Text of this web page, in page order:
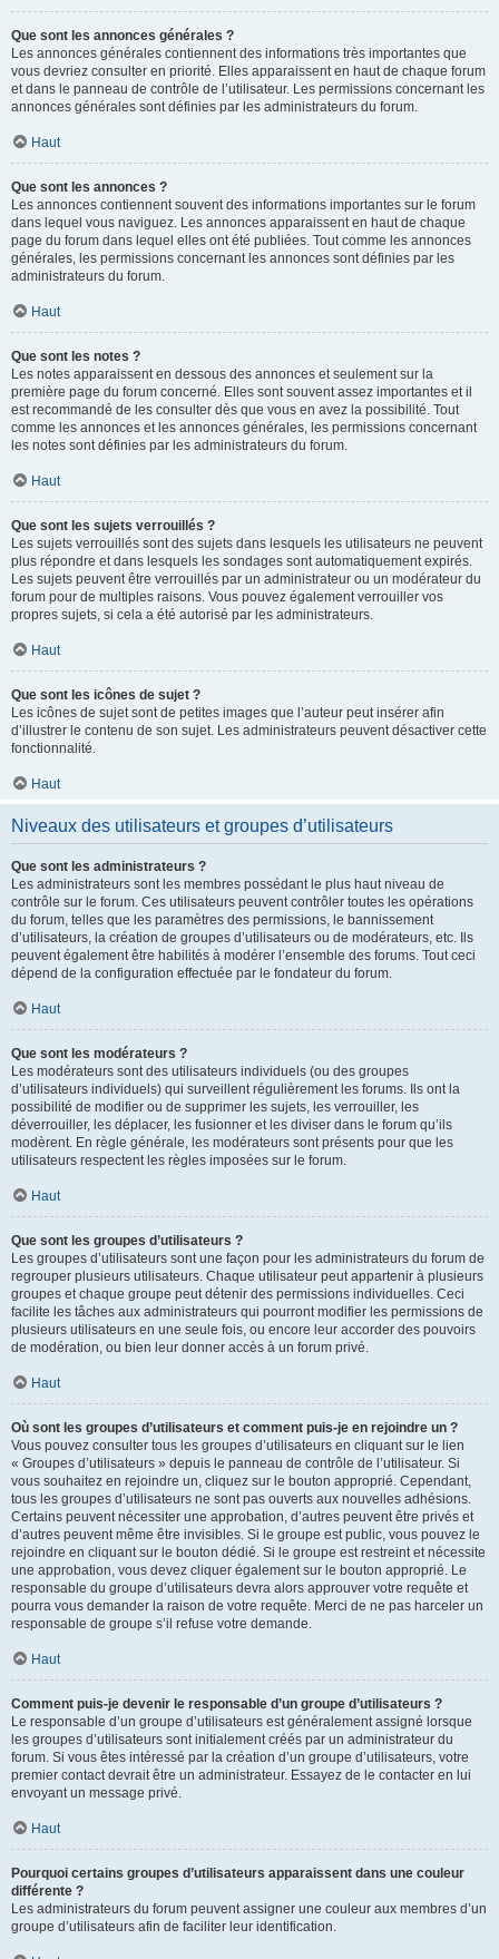
Que sont les annonces générales ?
Les annonces générales contiennent des informations très importantes que
vous devriez consulter en priorité. Elles apparaissent en haut de chaque forum
et dans le panneau de contrôle de l’utilisateur. Les permissions concernant les
annonces générales sont définies par les administrateurs du forum.
Haut
Que sont les annonces ?
Les annonces contiennent souvent des informations importantes sur le forum
dans lequel vous naviguez. Les annonces apparaissent en haut de chaque
page du forum dans lequel elles ont été publiées. Tout comme les annonces
générales, les permissions concernant les annonces sont définies par les
administrateurs du forum.
Haut
Que sont les notes ?
Les notes apparaissent en dessous des annonces et seulement sur la
première page du forum concerné. Elles sont souvent assez importantes et il
est recommandé de les consulter dès que vous en avez la possibilité. Tout
comme les annonces et les annonces générales, les permissions concernant
les notes sont définies par les administrateurs du forum.
Haut
Que sont les sujets verrouillés ?
Les sujets verrouillés sont des sujets dans lesquels les utilisateurs ne peuvent
plus répondre et dans lesquels les sondages sont automatiquement expirés.
Les sujets peuvent être verrouillés par un administrateur ou un modérateur du
forum pour de multiples raisons. Vous pouvez également verrouiller vos
propres sujets, si cela a été autorisé par les administrateurs.
Haut
Que sont les icônes de sujet ?
Les icônes de sujet sont de petites images que l’auteur peut insérer afin
d’illustrer le contenu de son sujet. Les administrateurs peuvent désactiver cette
fonctionnalité.
Haut
Niveaux des utilisateurs et groupes d’utilisateurs
Que sont les administrateurs ?
Les administrateurs sont les membres possédant le plus haut niveau de
contrôle sur le forum. Ces utilisateurs peuvent contrôler toutes les opérations
du forum, telles que les paramètres des permissions, le bannissement
d’utilisateurs, la création de groupes d’utilisateurs ou de modérateurs, etc. Ils
peuvent également être habilités à modérer l’ensemble des forums. Tout ceci
dépend de la configuration effectuée par le fondateur du forum.
Haut
Que sont les modérateurs ?
Les modérateurs sont des utilisateurs individuels (ou des groupes
d’utilisateurs individuels) qui surveillent régulièrement les forums. Ils ont la
possibilité de modifier ou de supprimer les sujets, les verrouiller, les
déverrouiller, les déplacer, les fusionner et les diviser dans le forum qu’ils
modèrent. En règle générale, les modérateurs sont présents pour que les
utilisateurs respectent les règles imposées sur le forum.
Haut
Que sont les groupes d’utilisateurs ?
Les groupes d’utilisateurs sont une façon pour les administrateurs du forum de
regrouper plusieurs utilisateurs. Chaque utilisateur peut appartenir à plusieurs
groupes et chaque groupe peut détenir des permissions individuelles. Ceci
facilite les tâches aux administrateurs qui pourront modifier les permissions de
plusieurs utilisateurs en une seule fois, ou encore leur accorder des pouvoirs
de modération, ou bien leur donner accès à un forum privé.
Haut
Où sont les groupes d’utilisateurs et comment puis-je en rejoindre un ?
Vous pouvez consulter tous les groupes d’utilisateurs en cliquant sur le lien
« Groupes d’utilisateurs » depuis le panneau de contrôle de l’utilisateur. Si
vous souhaitez en rejoindre un, cliquez sur le bouton approprié. Cependant,
tous les groupes d’utilisateurs ne sont pas ouverts aux nouvelles adhésions.
Certains peuvent nécessiter une approbation, d’autres peuvent être privés et
d’autres peuvent même être invisibles. Si le groupe est public, vous pouvez le
rejoindre en cliquant sur le bouton dédié. Si le groupe est restreint et nécessite
une approbation, vous devez cliquer également sur le bouton approprié. Le
responsable du groupe d’utilisateurs devra alors approuver votre requête et
pourra vous demander la raison de votre requête. Merci de ne pas harceler un
responsable de groupe s’il refuse votre demande.
Haut
Comment puis-je devenir le responsable d’un groupe d’utilisateurs ?
Le responsable d’un groupe d’utilisateurs est généralement assigné lorsque
les groupes d’utilisateurs sont initialement créés par un administrateur du
forum. Si vous êtes intéressé par la création d’un groupe d’utilisateurs, votre
premier contact devrait être un administrateur. Essayez de le contacter en lui
envoyant un message privé.
Haut
Pourquoi certains groupes d’utilisateurs apparaissent dans une couleur
différente ?
Les administrateurs du forum peuvent assigner une couleur aux membres d’un
groupe d’utilisateurs afin de faciliter leur identification.